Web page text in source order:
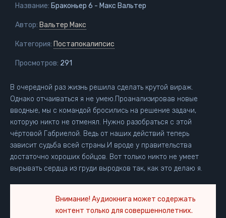
Название: Браконьер 6 - Макс Вальтер
Автор: Вальтер Макс
Категория: Постапокалипсис
Просмотров: 291
В очередной раз жизнь решила сделать крутой вираж.
Однако отчаиваться я не умею.Проанализировав новые
вводные, мы с командой бросились на решение задачи,
которую никто не отменял. Нужно разобраться с этой
чёртовой Габриелой. Ведь от наших действий теперь
зависит судьба всей страны.И вроде у правительства
достаточно хороших бойцов. Вот только никто не умеет
вырывать сердца из груди выродков так, как это делаю я.
Внимание! Аудиокнига может содержать
контент только для совершеннолетних.